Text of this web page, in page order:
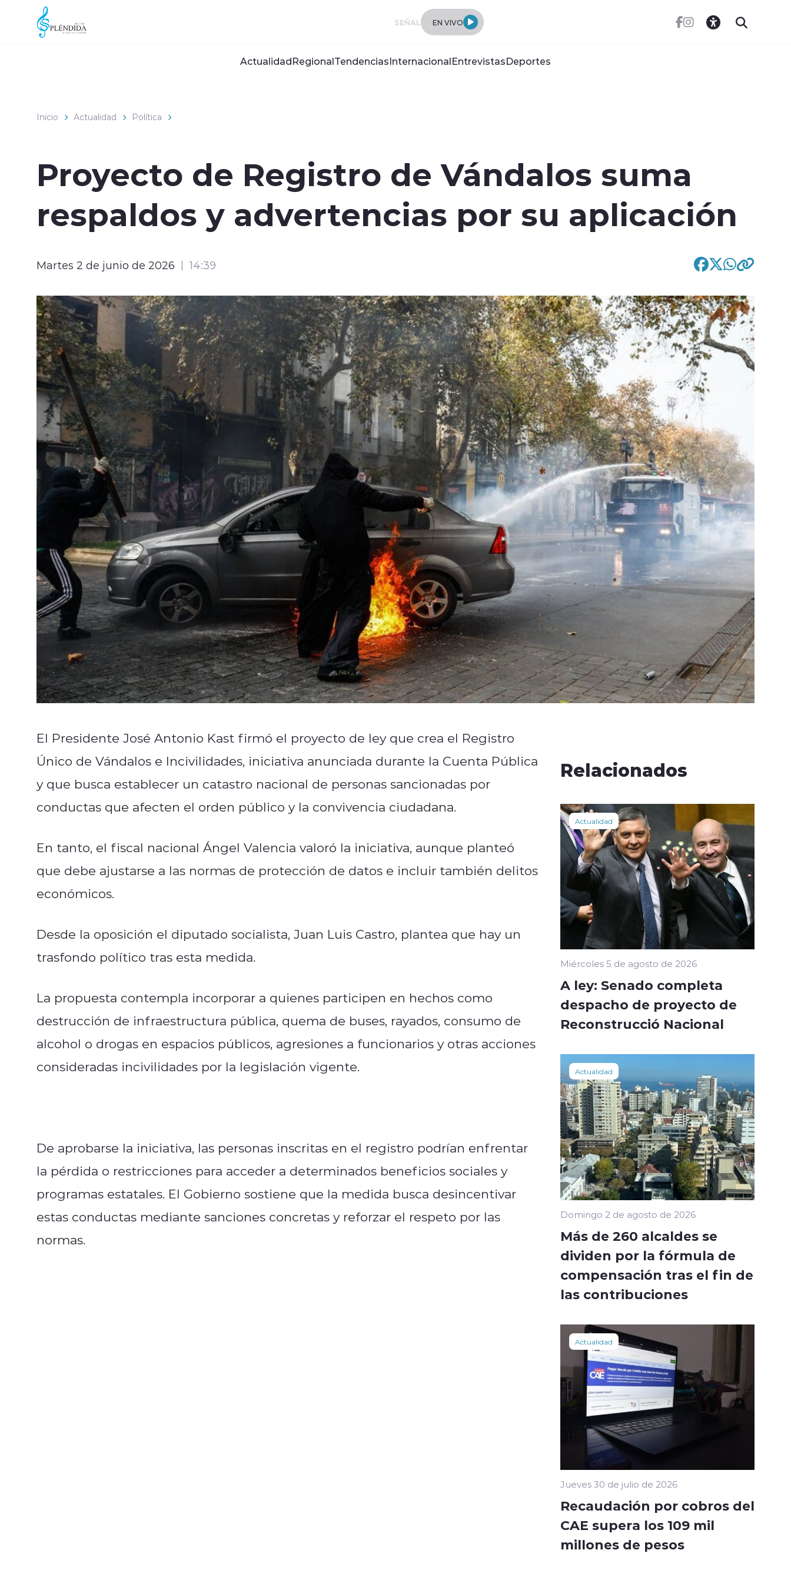
Click acá para ir directamente al contenido
SEÑAL EN VIVO
ActualidadRegionalTendenciasInternacionalEntrevistasDeportes
Inicio Actualidad Política
Proyecto de Registro de Vándalos suma
respaldos y advertencias por su aplicación
Martes 2 de junio de 2026 14:39
El Presidente José Antonio Kast firmó el proyecto de ley que crea el Registro
Único de Vándalos e Incivilidades, iniciativa anunciada durante la Cuenta Pública
y que busca establecer un catastro nacional de personas sancionadas por
conductas que afecten el orden público y la convivencia ciudadana.
En tanto, el fiscal nacional Ángel Valencia valoró la iniciativa, aunque planteó
que debe ajustarse a las normas de protección de datos e incluir también delitos
económicos.
Desde la oposición el diputado socialista, Juan Luis Castro, plantea que hay un
trasfondo político tras esta medida.
La propuesta contempla incorporar a quienes participen en hechos como
destrucción de infraestructura pública, quema de buses, rayados, consumo de
alcohol o drogas en espacios públicos, agresiones a funcionarios y otras acciones
consideradas incivilidades por la legislación vigente.
De aprobarse la iniciativa, las personas inscritas en el registro podrían enfrentar
la pérdida o restricciones para acceder a determinados beneficios sociales y
programas estatales. El Gobierno sostiene que la medida busca desincentivar
estas conductas mediante sanciones concretas y reforzar el respeto por las
normas.
Relacionados
Actualidad
Miércoles 5 de agosto de 2026
A ley: Senado completa
despacho de proyecto de
Reconstrucció Nacional
Actualidad
Domingo 2 de agosto de 2026
Más de 260 alcaldes se
dividen por la fórmula de
compensación tras el fin de
las contribuciones
Actualidad
Jueves 30 de julio de 2026
Recaudación por cobros del
CAE supera los 109 mil
millones de pesos